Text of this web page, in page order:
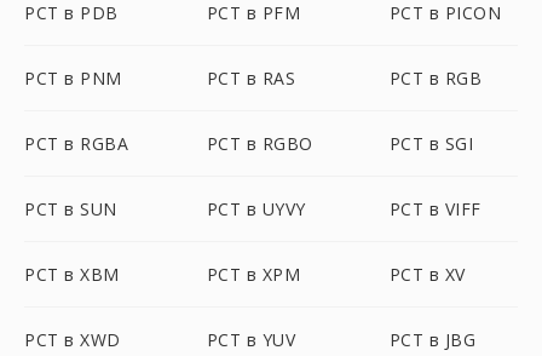
PCT в PDB PCT в PFM PCT в PICON
PCT в PNM PCT в RAS PCT в RGB
PCT в RGBA PCT в RGBO PCT в SGI
PCT в SUN PCT в UYVY PCT в VIFF
PCT в XBM PCT в XPM PCT в XV
PCT в XWD PCT в YUV PCT в JBG